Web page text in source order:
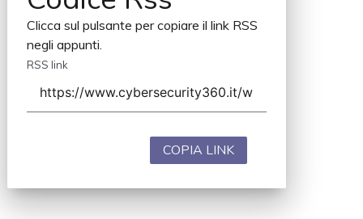
Clicca sul pulsante per copiare il link RSS
negli appunti.
RSS link
COPIA LINK